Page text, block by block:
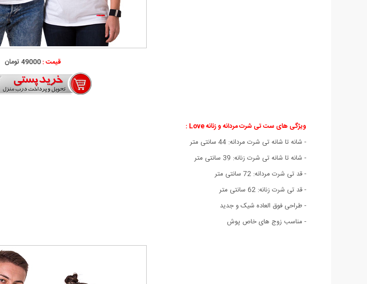
قیمت :49000 تومان
ویژگی های ست تی شرت مردانه و زنانه Love :
- شانه تا شانه تی شرت مردانه: 44 سانتی متر
- شانه تا شانه تی شرت زنانه: 39 سانتی متر
- قد تی شرت مردانه: 72 سانتی متر
- قد تی شرت زنانه: 62 سانتی متر
- طراحی فوق العاده شیک و جدید
- مناسب زوج های خاص پوش